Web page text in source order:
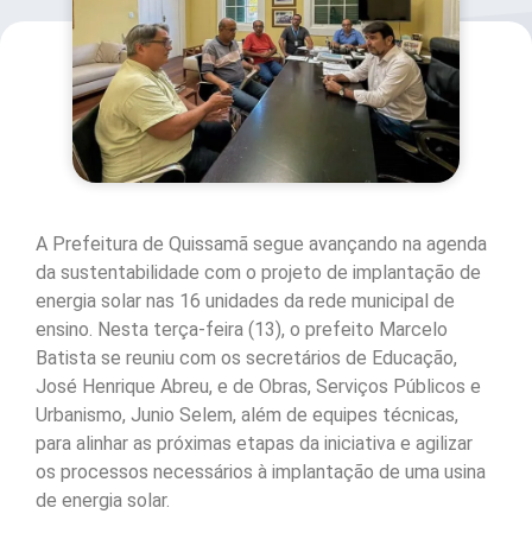
A Prefeitura de Quissamã segue avançando na agenda
da sustentabilidade com o projeto de implantação de
energia solar nas 16 unidades da rede municipal de
ensino. Nesta terça-feira (13), o prefeito Marcelo
Batista se reuniu com os secretários de Educação,
José Henrique Abreu, e de Obras, Serviços Públicos e
Urbanismo, Junio Selem, além de equipes técnicas,
para alinhar as próximas etapas da iniciativa e agilizar
os processos necessários à implantação de uma usina
de energia solar.